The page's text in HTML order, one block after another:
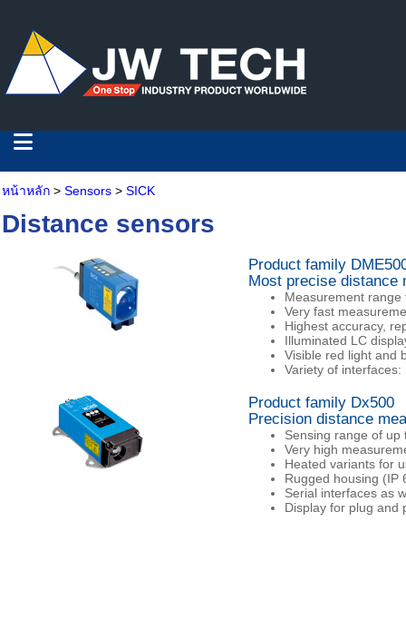
หน้าหลัก > Sensors > SICK
Distance sensors
Product family
Most precise distance
Measurement
Very fast
Highest accuracy,
Illuminated LC
Visible red light and
Variety of interfaces:
Product family Dx500
Precision distance
Sensing range of
Very high
Heated variants for
Rugged housing (IP
Serial interfaces as
Display for plug and